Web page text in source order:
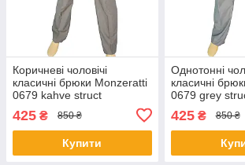
Коричневі чоловічі
класичні брюки Monzeratti
0679 kahve struct
425 ₴ 850 ₴
Купити
Однотонні
класичні
0679 grey
425₴ 850 ₴